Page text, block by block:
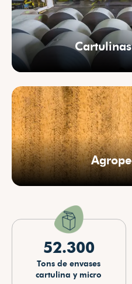
52.300
Tons de envases
cartulina y micro